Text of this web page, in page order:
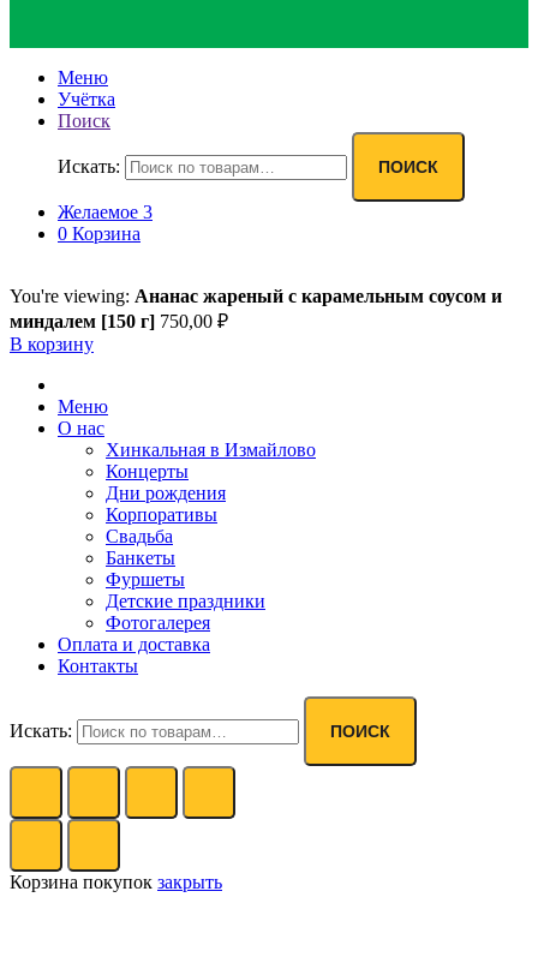
Меню
Учётка
Поиск
Искать: ПОИСК
Желаемое 3
0 Корзина
You're viewing: Ананас жареный с карамельным соусом и
миндалем [150 г] 750,00 ₽
В корзину
Меню
О нас
Хинкальная в Измайлово
Концерты
Дни рождения
Корпоративы
Свадьба
Банкеты
Фуршеты
Детские праздники
Фотогалерея
Оплата и доставка
Контакты
Искать: ПОИСК
Корзина покупок закрыть